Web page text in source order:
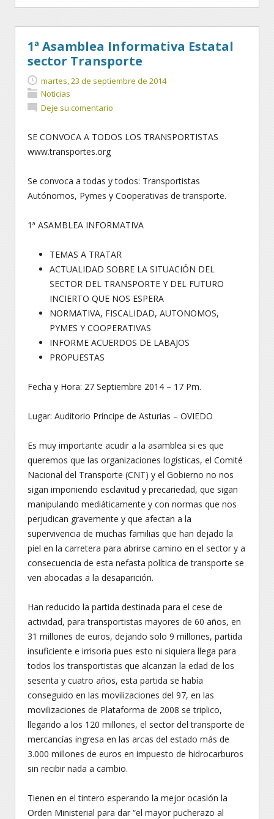
1ª Asamblea Informativa Estatal
sector Transporte
martes, 23 de septiembre de 2014
Noticias
Deje su comentario
SE CONVOCA A TODOS LOS TRANSPORTISTAS
www.transportes.org
Se convoca a todas y todos: Transportistas
Autónomos, Pymes y Cooperativas de transporte.
1ª ASAMBLEA INFORMATIVA
TEMAS A TRATAR
ACTUALIDAD SOBRE LA SITUACIÓN DEL
SECTOR DEL TRANSPORTE Y DEL FUTURO
INCIERTO QUE NOS ESPERA
NORMATIVA, FISCALIDAD, AUTONOMOS,
PYMES Y COOPERATIVAS
INFORME ACUERDOS DE LABAJOS
PROPUESTAS
Fecha y Hora: 27 Septiembre 2014 – 17 Pm.
Lugar: Auditorio Príncipe de Asturias – OVIEDO
Es muy importante acudir a la asamblea si es que
queremos que las organizaciones logísticas, el Comité
Nacional del Transporte (CNT) y el Gobierno no nos
sigan imponiendo esclavitud y precariedad, que sigan
manipulando mediáticamente y con normas que nos
perjudican gravemente y que afectan a la
supervivencia de muchas familias que han dejado la
piel en la carretera para abrirse camino en el sector y a
consecuencia de esta nefasta política de transporte se
ven abocadas a la desaparición.
Han reducido la partida destinada para el cese de
actividad, para transportistas mayores de 60 años, en
31 millones de euros, dejando solo 9 millones, partida
insuficiente e irrisoria pues esto ni siquiera llega para
todos los transportistas que alcanzan la edad de los
sesenta y cuatro años, esta partida se había
conseguido en las movilizaciones del 97, en las
movilizaciones de Plataforma de 2008 se triplico,
llegando a los 120 millones, el sector del transporte de
mercancías ingresa en las arcas del estado más de
3.000 millones de euros en impuesto de hidrocarburos
sin recibir nada a cambio.
Tienen en el tintero esperando la mejor ocasión la
Orden Ministerial para dar “el mayor pucherazo al